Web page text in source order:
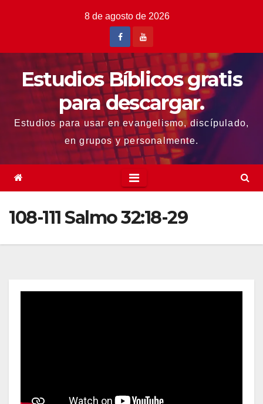
8 de agosto de 2026
Estudios Bíblicos gratis
para descargar.
Estudios para usar en evangelismo, discípulado,
en grupos y personalmente.
108-111 Salmo 32:18-29